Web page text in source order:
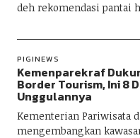
deh rekomendasi pantai
PIGINEWS
Kemenparekraf
Border Tourism, Ini 8
Unggulannya
Kementerian Pariwisata
mengembangkan